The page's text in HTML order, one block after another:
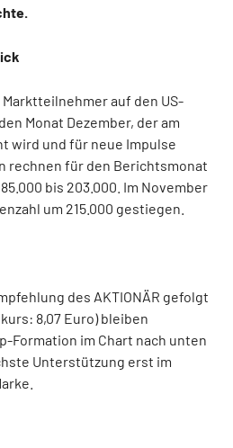
auf den US-
Monat Dezember, der am
wird und für neue Impulse
rechnen für den Berichtsmonat
bis 203.000. Im November
um 215.000 gestiegen.
des AKTIONÄR gefolgt
8,07 Euro) bleiben
Formation im Chart nach unten
Unterstützung erst im